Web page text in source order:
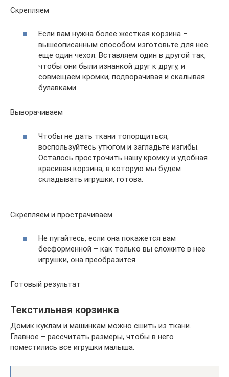
Скрепляем
Если вам нужна более жесткая корзина –
вышеописанным способом изготовьте для нее
еще один чехол. Вставляем один в другой так,
чтобы они были изнанкой друг к другу, и
совмещаем кромки, подворачивая и скалывая
булавками.
Выворачиваем
Чтобы не дать ткани топорщиться,
воспользуйтесь утюгом и загладьте изгибы.
Осталось прострочить нашу кромку и удобная
красивая корзина, в которую мы будем
складывать игрушки, готова.
Скрепляем и прострачиваем
Не пугайтесь, если она покажется вам
бесформенной – как только вы сложите в нее
игрушки, она преобразится.
Готовый результат
Текстильная корзинка
Домик куклам и машинкам можно сшить из ткани.
Главное – рассчитать размеры, чтобы в него
поместились все игрушки малыша.